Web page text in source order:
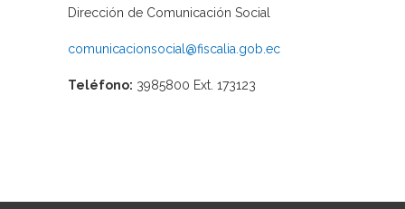
Dirección de Comunicación Social
comunicacionsocial@fiscalia.gob.ec
Teléfono: 3985800 Ext. 173123